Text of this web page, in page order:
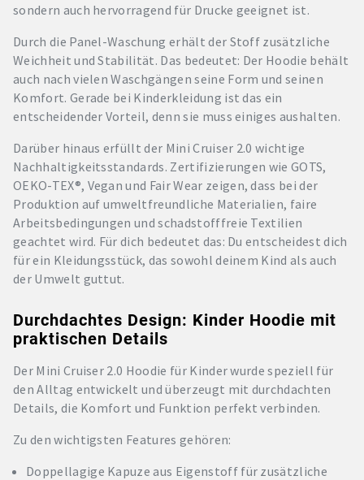
sondern auch hervorragend für Drucke geeignet ist.
Durch die Panel-Waschung erhält der Stoff zusätzliche
Weichheit und Stabilität. Das bedeutet: Der Hoodie behält
auch nach vielen Waschgängen seine Form und seinen
Komfort. Gerade bei Kinderkleidung ist das ein
entscheidender Vorteil, denn sie muss einiges aushalten.
Darüber hinaus erfüllt der Mini Cruiser 2.0 wichtige
Nachhaltigkeitsstandards. Zertifizierungen wie GOTS,
OEKO-TEX®, Vegan und Fair Wear zeigen, dass bei der
Produktion auf umweltfreundliche Materialien, faire
Arbeitsbedingungen und schadstofffreie Textilien
geachtet wird. Für dich bedeutet das: Du entscheidest dich
für ein Kleidungsstück, das sowohl deinem Kind als auch
der Umwelt guttut.
Durchdachtes Design: Kinder Hoodie mit
praktischen Details
Der Mini Cruiser 2.0 Hoodie für Kinder wurde speziell für
den Alltag entwickelt und überzeugt mit durchdachten
Details, die Komfort und Funktion perfekt verbinden.
Zu den wichtigsten Features gehören:
Doppellagige Kapuze aus Eigenstoff für zusätzliche